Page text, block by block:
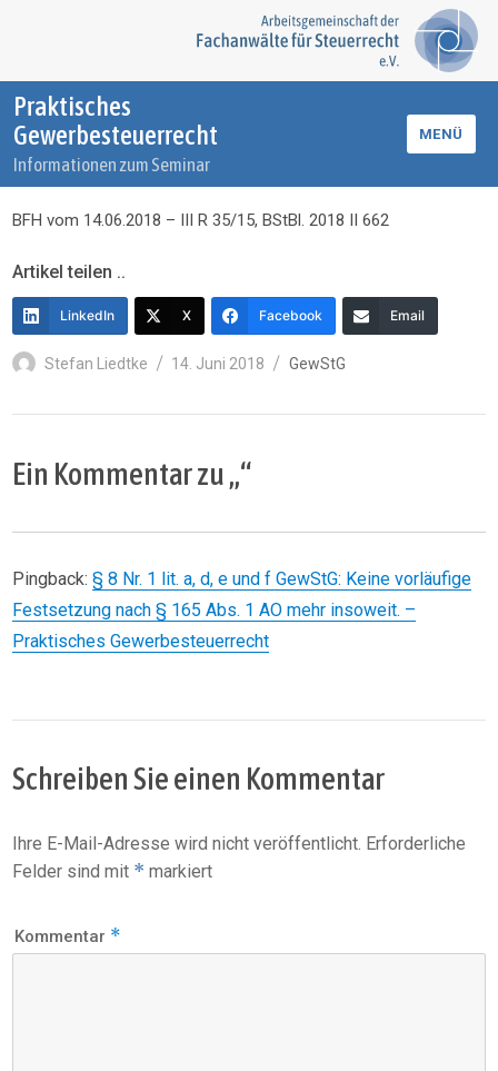
Praktisches
Gewerbesteuerrecht
Informationen zum Seminar
MENÜ
BFH vom 14.06.2018 – III R 35/15, BStBl. 2018 II 662
Artikel teilen ..
LinkedIn X Facebook Email
Autor
Stefan Liedtke
Veröffentlicht
14. Juni 2018 Kategorien
GewStG
Ein Kommentar zu „“
Pingback:§ 8 Nr. 1 lit. a, d, e und f GewStG: Keine vorläufige
Festsetzung nach § 165 Abs. 1 AO mehr insoweit. –
Praktisches Gewerbesteuerrecht
Schreiben Sie einen Kommentar
Ihre E-Mail-Adresse wird nicht veröffentlicht. Erforderliche
Felder sind mit * markiert
Kommentar *